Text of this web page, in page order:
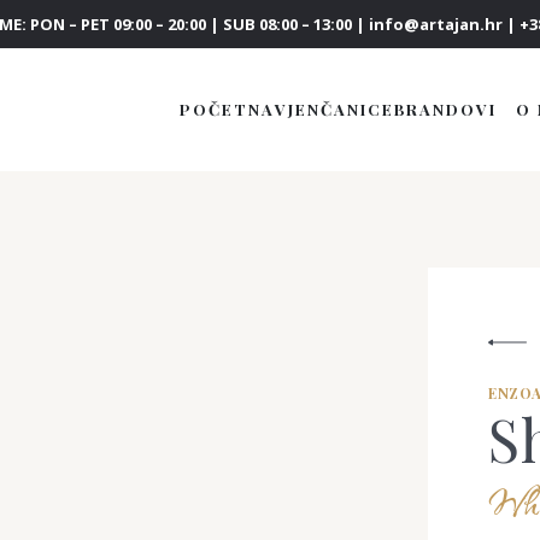
PON – PET 09:00 – 20:00 | SUB 08:00 – 13:00 | info@artajan.hr |
POČETNAVJENČANICEBRANDOVI O